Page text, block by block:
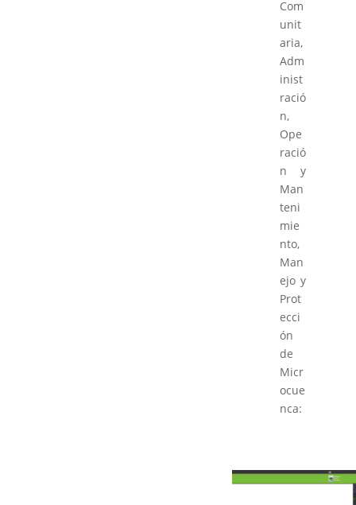
Com
unit
aria,
Adm
inist
ració
n,
Ope
ració
n y
Man
teni
mie
nto,
Man
ejo y
Prot
ecci
ón
de
Micr
ocue
nca: